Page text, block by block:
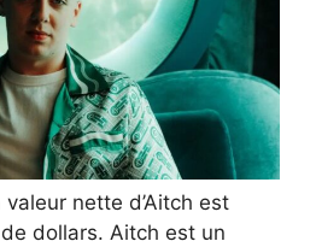
nette d’Aitch est
dollars. Aitch est un